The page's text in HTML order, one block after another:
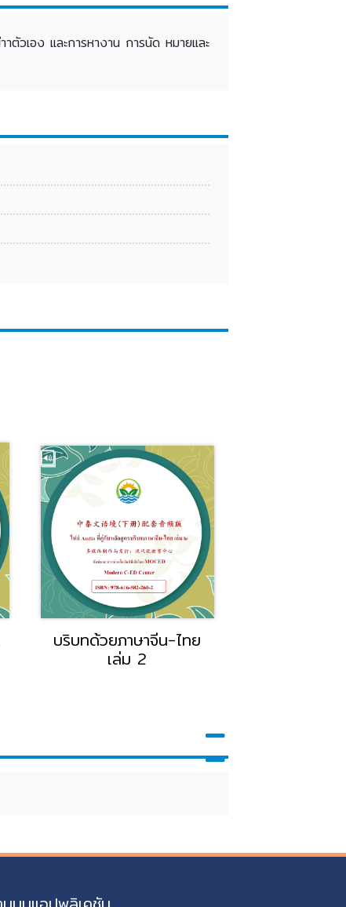
วเอง และการหางาน การนัด หมายและ
บริบทด้วยภาษาจีน-ไทย
เล่ม 2